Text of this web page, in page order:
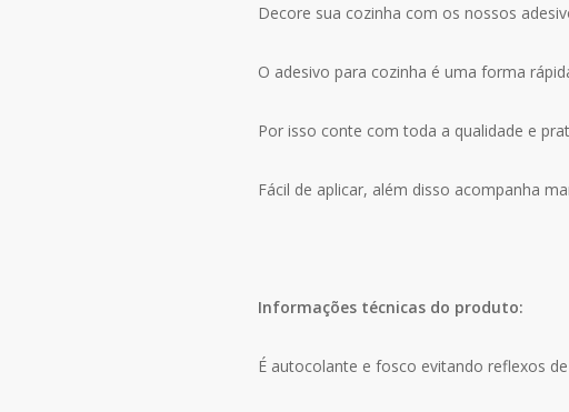
Decore sua cozinha com os nossos
O adesivo para cozinha é uma forma
Por isso conte com toda a qualidade e
Fácil de aplicar, além disso acompanha
Informações técnicas do produto:
É autocolante e fosco evitando reflexos